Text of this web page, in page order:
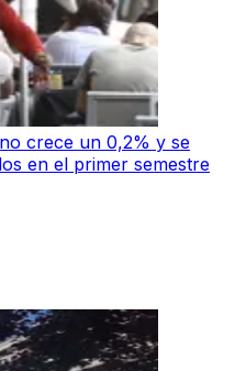
crece un 0,2% y se
en el primer semestre